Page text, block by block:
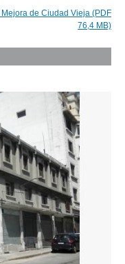
de Ciudad Vieja (PDF
76,4 MB)